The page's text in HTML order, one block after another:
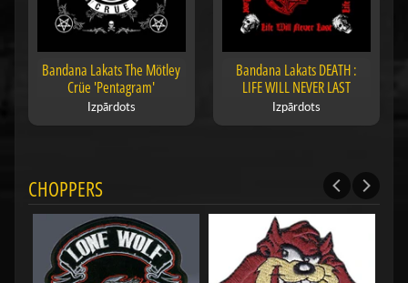
Bandana Lakats The Mötley
Crüe 'Pentagram'
Izpārdots
Bandana Lakats DEATH :
LIFE WILL NEVER LAST
Izpārdots
CHOPPERS